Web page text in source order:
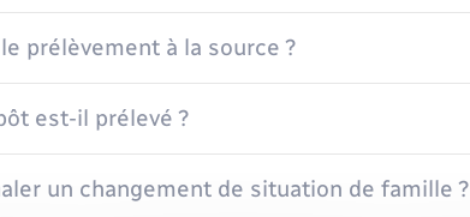
prélèvement à la source ?
est-il prélevé ?
un changement de situation de famille ?